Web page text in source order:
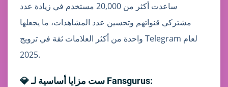
ساعدت أكثر من 20,000 مستخدم في زيادة عدد
مشتركي قنواتهم وتحسين عدد المشاهدات، ما يجعلها
واحدة من أكثر العلامات ثقة في ترويج Telegram لعام
2025.
💎 ست مزايا أساسية لـ Fansgurus: